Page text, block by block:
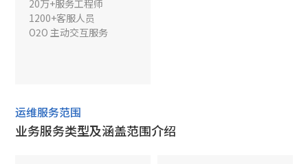
20万+服务工程师
1200+客服人员
O2O 主动交互服务
运维服务范围
业务服务类型及涵盖范围介绍